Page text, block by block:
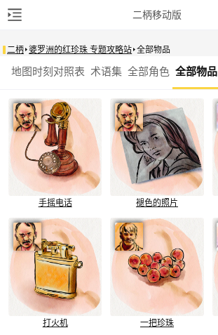
二柄移动版
二柄 婆罗洲的红珍珠 专题攻略站 全部物品
地图时刻对照表 术语集 全部角色 全部物品
手摇电话 褪色的照片
打火机 一把珍珠